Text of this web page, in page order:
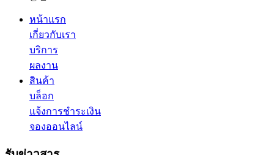
หน้าแรก
เกี่ยวกับเรา
บริการ
ผลงาน
สินค้า
บล็อก
แจ้งการชำระเงิน
จองออนไลน์